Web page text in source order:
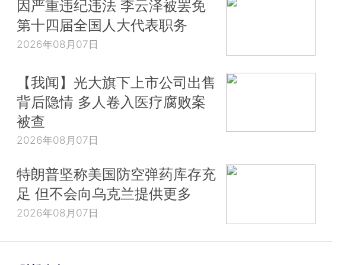
因严重违纪违法 李云泽被罢免
第十四届全国人大代表职务
2026年08月07日
【我闻】光大旗下上市公司出售
背后隐情 多人卷入医疗腐败案
被查
2026年08月07日
特朗普坚称美国防空弹药库存充
足 但不会向乌克兰提供更多
2026年08月07日